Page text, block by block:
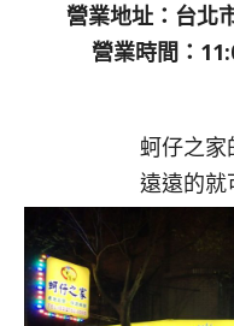
營業地址：台北
營業時間：
蚵仔之家
遠遠的就